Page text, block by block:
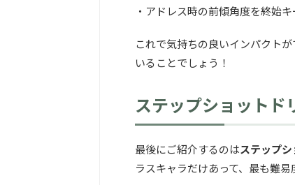
・アドレス時の前傾角度を終始キ
これで気持ちの良いインパクト
いることでしょう！
ステップショットド
最後にご紹介するのはステップ
ラスキャラだけあって、最も難易